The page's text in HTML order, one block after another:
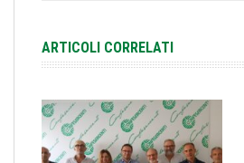
ARTICOLI CORRELATI